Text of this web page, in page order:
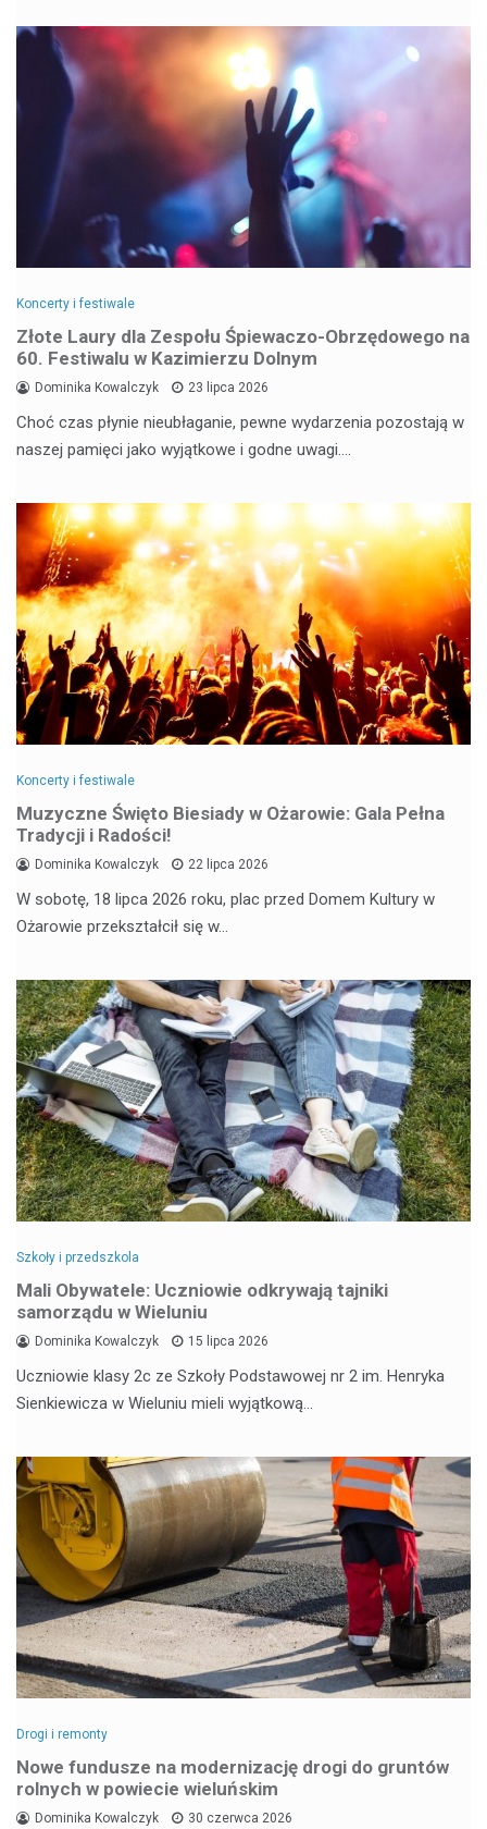
Koncerty i festiwale
Złote Laury dla Zespołu Śpiewaczo-Obrzędowego na
60. Festiwalu w Kazimierzu Dolnym
Dominika Kowalczyk 23 lipca 2026
Choć czas płynie nieubłaganie, pewne wydarzenia pozostają w
naszej pamięci jako wyjątkowe i godne uwagi.…
Koncerty i festiwale
Muzyczne Święto Biesiady w Ożarowie: Gala Pełna
Tradycji i Radości!
Dominika Kowalczyk 22 lipca 2026
W sobotę, 18 lipca 2026 roku, plac przed Domem Kultury w
Ożarowie przekształcił się w…
Szkoły i przedszkola
Mali Obywatele: Uczniowie odkrywają tajniki
samorządu w Wieluniu
Dominika Kowalczyk 15 lipca 2026
Uczniowie klasy 2c ze Szkoły Podstawowej nr 2 im. Henryka
Sienkiewicza w Wieluniu mieli wyjątkową…
Drogi i remonty
Nowe fundusze na modernizację drogi do gruntów
rolnych w powiecie wieluńskim
Dominika Kowalczyk 30 czerwca 2026